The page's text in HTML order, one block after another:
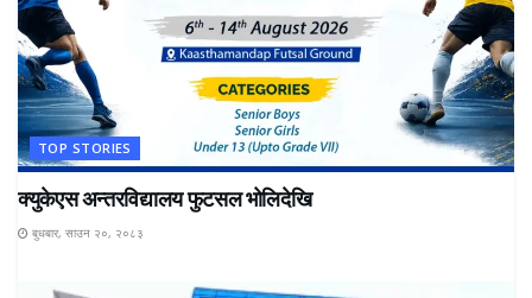
TOP STORIES
क्युकेएस अन्तरविद्यालय फुटसल भोलिदेखि
बुधबार, साउन २०, २०८३